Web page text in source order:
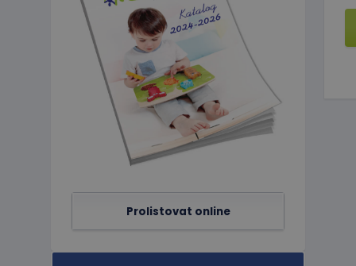
Prolistovat online
_ga